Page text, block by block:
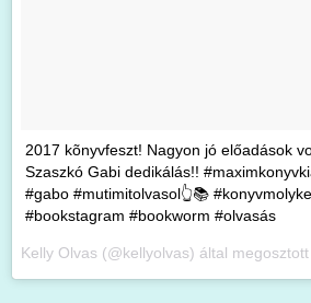
2017 kõnyvfeszt! Nagyon jó előadások
Szaszkó Gabi dedikálás!!
#gabo #mutimitolvasol👆📚
#bookstagram #bookworm #olvasás
Kelly Olvas (@kellyolvas) által megosztott